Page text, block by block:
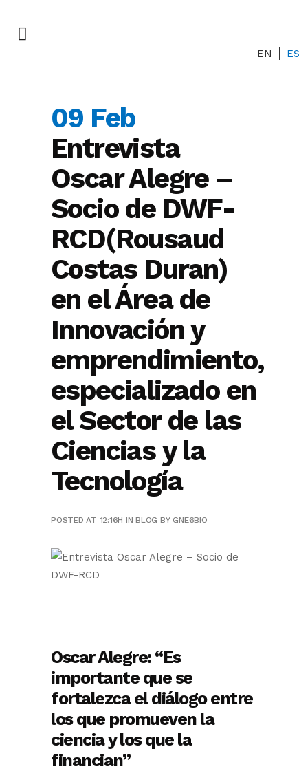
EN ES
09 Feb
Entrevista
Oscar Alegre –
Socio de DWF-
RCD(Rousaud
Costas Duran)
en el Área de
Innovación y
emprendimiento,
especializado en
el Sector de las
Ciencias y la
Tecnología
POSTED AT 12:16H INBLOG BYGNE6BIO
Oscar Alegre: “Es
importante que se
fortalezca el diálogo entre
los que promueven la
ciencia y los que la
financian”